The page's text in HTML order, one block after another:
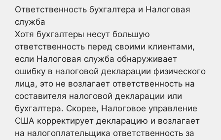
Ответственность бухгалтера и Налоговая
служба
Хотя бухгалтеры несут большую
ответственность перед своими клиентами,
если Налоговая служба обнаруживает
ошибку в налоговой декларации физического
лица, это не возлагает ответственность на
составителя налоговой декларации или
бухгалтера. Скорее, Налоговое управление
США корректирует декларацию и возлагает
на налогоплательщика ответственность за